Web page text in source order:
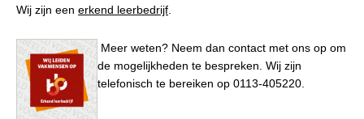
Wij zijn een erkend leerbedrijf
Meer weten? Neem dan contact met ons op om
de mogelijkheden te bespreken. Wij zijn
telefonisch te bereiken op 0113-405220.